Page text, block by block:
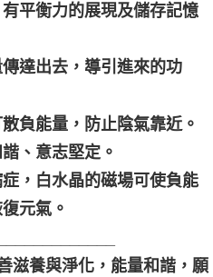
平衡力的展現及儲存記憶
達出去，導引進來的功
負能量，防止陰氣靠近。
、意志堅定。
，白水晶的磁場可使負能
元氣。
滋養與淨化，能量和諧，願